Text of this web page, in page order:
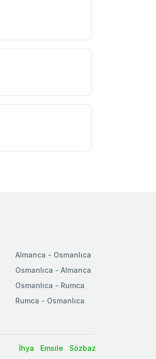
Almanca - Osmanlıca
Osmanlıca - Almanca
Osmanlıca - Rumca
Rumca - Osmanlıca
İhya Emsile Sözbaz